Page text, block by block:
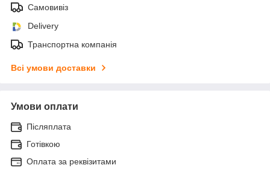
Самовивіз
Delivery
Транспортна компанія
Всі умови доставки
Умови оплати
Післяплата
Готівкою
Оплата за реквізитами